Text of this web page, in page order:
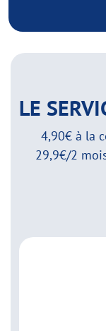
LE
4,90€ à la
29,9€/2